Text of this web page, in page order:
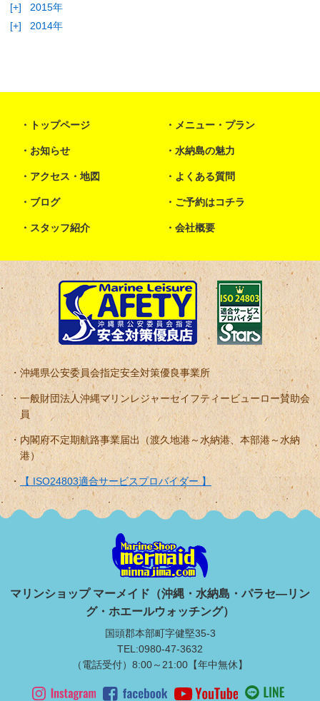
[+]
2015年
[+]
2014年
トップページ メニュー・プラン
お知らせ 水納島の魅力
アクセス・地図 よくある質問
ブログ ご予約はコチラ
スタッフ紹介 会社概要
沖縄県公安委員会指定安全対策優良事業所
一般財団法人沖縄マリンレジャーセイフティービューロー賛助会
員
内閣府不定期航路事業届出（渡久地港～水納港、本部港～水納
港）
【 ISO24803適合サービスプロバイダー 】
マリンショップ マーメイド（沖縄・水納島・パラセ―リン
グ・ホエールウォッチング）
国頭郡本部町字健堅35-3
TEL:0980-47-3632
（電話受付）8:00～21:00【年中無休】